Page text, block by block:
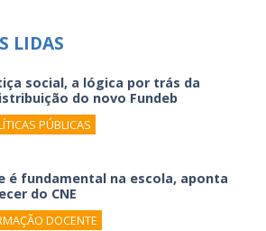
LIDAS
social, a lógica por trás da
do novo Fundeb
PÚBLICAS
é fundamental na escola, aponta
do CNE
DOCENTE